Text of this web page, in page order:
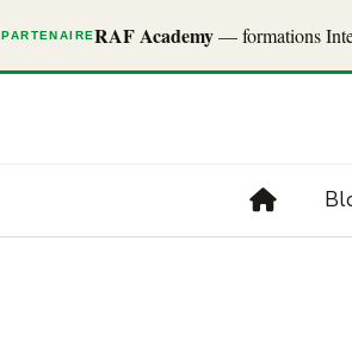
PARTENAIRERAF Academy— formations